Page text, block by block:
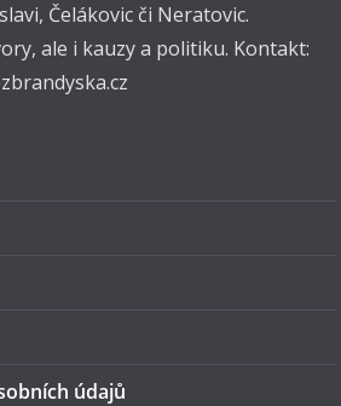
Čelákovic či Neratovic.
ale i kauzy a politiku. Kontakt:
údajů